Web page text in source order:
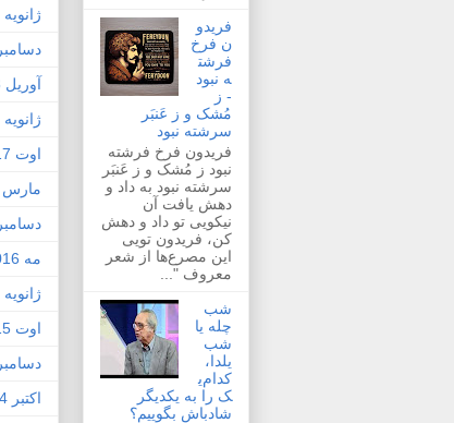
فریدو
ن فرخ
فرشت
ه نبود
- ز
مُشک و ز عَنبَر
سرشته نبود
فریدون فرخ فرشته
نبود ز مُشک و ز عَنبَر
سرشته نبود به داد و
دهش یافت آن
نیکویی تو داد و دهش
کن، فریدون تویی
این مصرع‌ها از شعر
معروف "...
شب
چله یا
شب
یلدا،
کدام‌ی
ک را به یکدیگر
شادباش بگوییم؟
ژانویه 2021
دسامبر 2019
آوریل 2018
ژانویه 2018
اوت 2017
مارس 2017
دسامبر 2016
مه 2016
ژانویه 2016
اوت 2015
دسامبر 2014
اکتبر 2014